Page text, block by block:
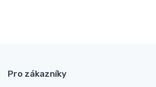
Pro zákazníky